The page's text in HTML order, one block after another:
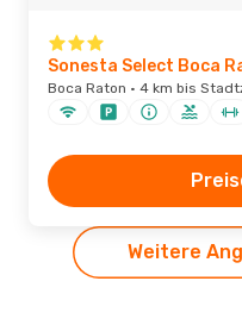
Sonesta Select Boca
Boca Raton · 4 km bis
Weitere